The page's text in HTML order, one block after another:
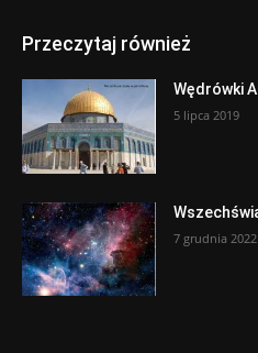
Przeczytaj również
Wędrówki
5 lipca 2019
7 grudnia 2022